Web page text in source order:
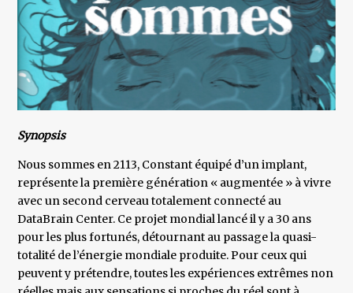
Synopsis
Nous sommes en 2113, Constant équipé d’un implant,
représente la première génération « augmentée » à vivre
avec un second cerveau totalement connecté au
DataBrain Center. Ce projet mondial lancé il y a 30 ans
pour les plus fortunés, détournant au passage la quasi-
totalité de l’énergie mondiale produite. Pour ceux qui
peuvent y prétendre, toutes les expériences extrêmes non